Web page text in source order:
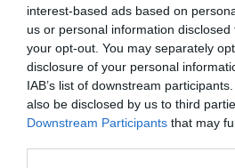
interest-based ads based on
us or personal information
your opt-out. You may separately
disclosure of your personal
IAB’s list of downstream
also be disclosed by us to third
Downstream Participants that may
Eulogio López 08/08/26
INTERNACIONAL
La bomba de
Occidente, la de
católica del Japón
Eulogio López 08/08/26